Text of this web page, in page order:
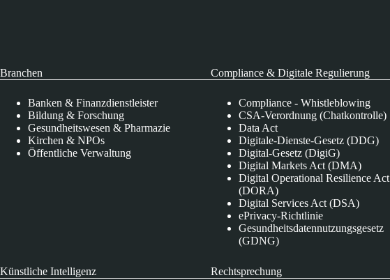
Branchen
Banken & Finanzdienstleister
Bildung & Forschung
Gesundheitswesen & Pharmazie
Kirchen & NPOs
Öffentliche Verwaltung
Compliance & Digitale Regulierung
Compliance - Whistleblowing
CSA-Verordnung (Chatkontrolle)
Data Act
Digitale-Dienste-Gesetz (DDG)
Digital-Gesetz (DigiG)
Digital Markets Act (DMA)
Digital Operational Resilience Act
(DORA)
Digital Services Act (DSA)
ePrivacy-Richtlinie
Gesundheitsdatennutzungsgesetz
(GDNG)
Künstliche Intelligenz Rechtsprechung